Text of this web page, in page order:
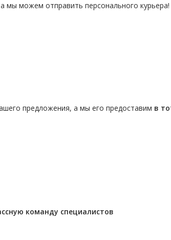
мы можем отправить персонального курьера!
предложения, а мы его предоставим в
команду специалистов